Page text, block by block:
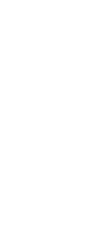
Hotel
Start 75rb,
lalu